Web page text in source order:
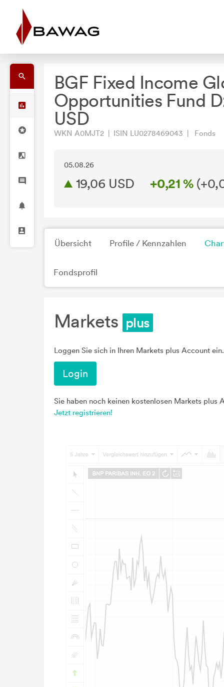
BGF Fixed Income
Opportunities Fund
USD
WKN A0MJT2 | ISIN LU0278469043 | Fonds
05.08.26
19,06 USD +0,21 % (
Übersicht Profile / Kennzahlen
Fondsprofil
Markets
Loggen Sie sich in Ihren Markets plus Account ein.
Login
Sie haben noch keinen kostenlosen Markets plus
Jetzt registrieren!